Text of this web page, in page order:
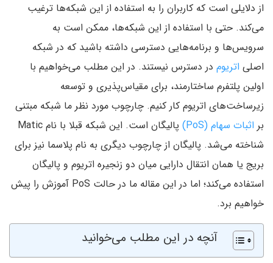
از دلایلی است که کاربران را به استفاده از این شبکه‌ها ترغیب
می‌کند. حتی با استفاده از این شبکه‌ها، ممکن است به
سرویس‌ها و برنامه‌هایی دسترسی داشته باشید که در شبکه
اصلی اتریوم در دسترس نیستند. در این مطلب می‌خواهیم با
اولین پلتفرم ساختارمند، برای مقیاس‌پذیری و توسعه
زیرساخت‌های اتریوم کار کنیم. چارچوب مورد نظر ما شبکه مبتنی
بر اثبات سهام (PoS)
پالیگان است. این شبکه قبلا با نام Matic
شناخته می‌شد. پالیگان از چارچوب دیگری به نام پلاسما نیز برای
بریج یا همان انتقال دارایی میان دو زنجیره اتریوم و پالیگان
استفاده می‌کند؛ اما در این مقاله ما در حالت PoS آموزش را پیش
خواهیم برد.
آنچه در این مطلب می‌خوانید